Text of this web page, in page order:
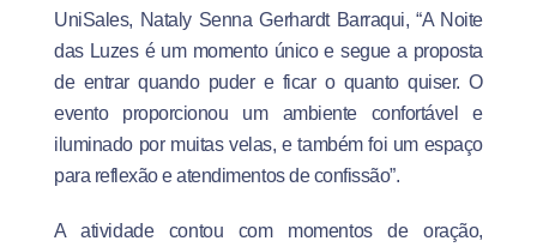
UniSales, Nataly Senna Gerhardt Barraqui, “A Noite
das Luzes é um momento único e segue a proposta
de entrar quando puder e ficar o quanto quiser. O
evento proporcionou um ambiente confortável e
iluminado por muitas velas, e também foi um espaço
para reflexão e atendimentos de confissão”.
A atividade contou com momentos de oração,